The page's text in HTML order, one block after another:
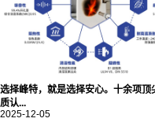
选择峰特，就是选择安心。十余项顶
质认...
2025-12-05